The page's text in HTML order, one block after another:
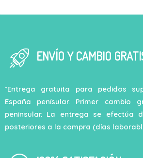
ENVÍO Y CAMBIO
*Entrega gratuita para pedidos
España penísular. Primer cambio
peninsular. La entrega se efectúa
posteriores a la compra (días